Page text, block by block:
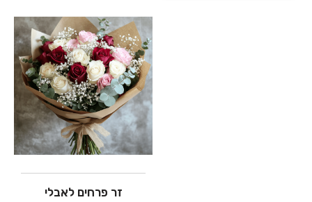
זר פרחים לאבלי